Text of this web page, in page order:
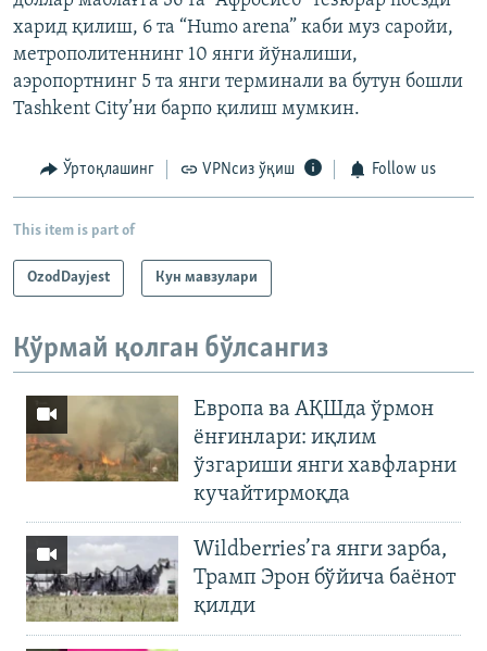
харид қилиш, 6 та “Humo arena” каби муз саройи,
метрополитеннинг 10 янги йўналиши,
аэропортнинг 5 та янги терминали ва бутун бошли
Tashkent City’ни барпо қилиш мумкин.
Ўртоқлашинг VPNсиз ўқиш Follow us
This item is part of
OzodDayjest Кун мавзулари
Кўрмай қолган бўлсангиз
Европа ва АҚШда ўрмон
ёнғинлари: иқлим
ўзгариши янги хавфларни
кучайтирмоқда
Wildberries’га янги зарба,
Трамп Эрон бўйича баёнот
қилди